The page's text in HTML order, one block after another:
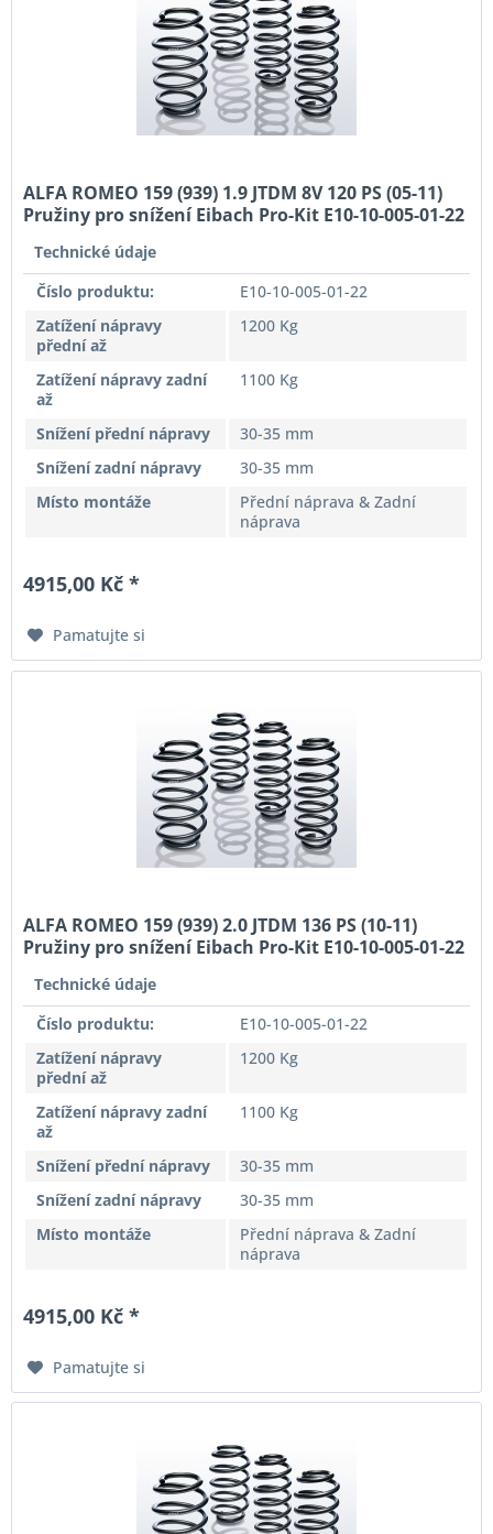
ALFA ROMEO 159 (939) 1.9 JTDM 8V 120 PS (05-11)
Pružiny pro snížení Eibach Pro-Kit E10-10-005-01-22
Technické údaje
Číslo produktu:
E10-10-005-01-22
Zatížení nápravy
přední až
1200 Kg
Zatížení nápravy zadní
až
1100 Kg
Snížení přední nápravy
30-35 mm
Snížení zadní nápravy
30-35 mm
Místo montáže
Přední náprava & Zadní
náprava
4915,00 Kč *
Pamatujte si
ALFA ROMEO 159 (939) 2.0 JTDM 136 PS (10-11)
Pružiny pro snížení Eibach Pro-Kit E10-10-005-01-22
Technické údaje
Číslo produktu:
E10-10-005-01-22
Zatížení nápravy
přední až
1200 Kg
Zatížení nápravy zadní
až
1100 Kg
Snížení přední nápravy
30-35 mm
Snížení zadní nápravy
30-35 mm
Místo montáže
Přední náprava & Zadní
náprava
4915,00 Kč *
Pamatujte si